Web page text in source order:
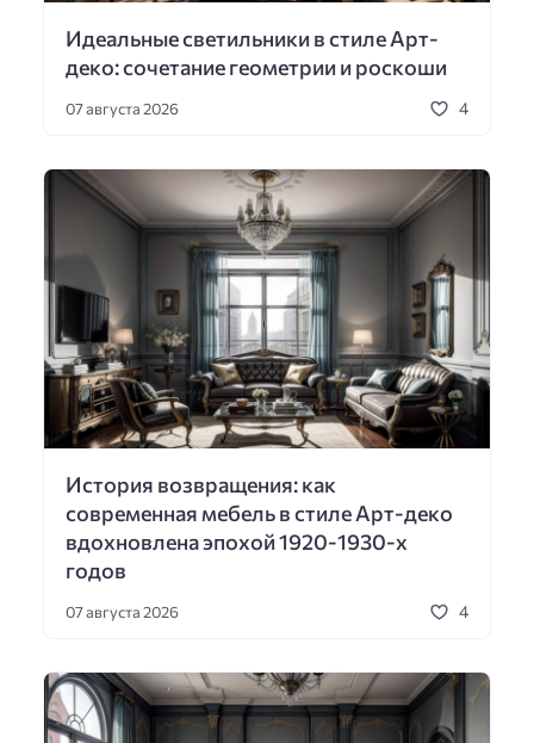
Идеальные светильники в стиле Арт-
деко: сочетание геометрии и роскоши
07 августа 2026 4
История возвращения: как
современная мебель в стиле Арт-деко
вдохновлена эпохой 1920-1930-х
годов
07 августа 2026 4